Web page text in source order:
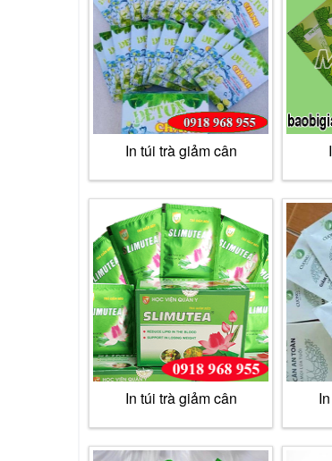
In túi trà giảm cân
In túi trà giảm cân